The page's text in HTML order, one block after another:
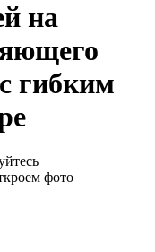
на
гибким
фото